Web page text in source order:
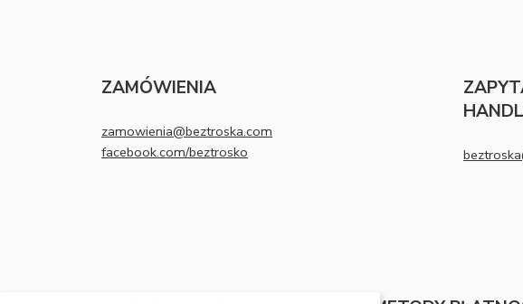
ZAMÓWIENIA
zamowienia@beztroska.com
facebook.com/beztrosko